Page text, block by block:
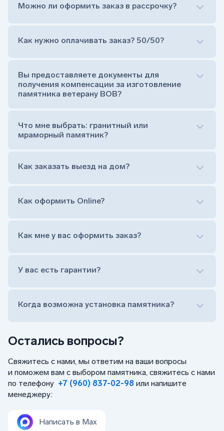
Остались вопросы?
Свяжитесь с нами, мы ответим на ваши вопросы
и поможем вам с выбором памятника, свяжитесь с нами
по телефону +7 (960) 837-02-98 или напишите
менеджеру:
Написать в Max
Сам комплект памятника:
Тумба (постамент, на который при помощи
штыря устанавливается стела)
Цветник (обрамление могилки, бывает, что
Обработка и сверловка комплекта
Расположение символа веры (крестик или
на символ веры или вовсе портрет не рисовать)
прописной)
Можно ли оформить заказ в рассрочку?
Как нужно оплачивать заказ? 50/50?
Вы предоставляете документы для
получения компенсации за изготовление
памятника ветерану ВОВ?
Что мне выбрать: гранитный или
мраморный памятник?
Как заказать выезд на дом?
Оформить заказ удаленно (online)
Заказать бесплатный выезд менеджера на дом
Как оформить Online?
Оформить заказ удаленно (online)
Заказать бесплатный выезд менеджера на дом
Как мне у вас оформить заказ?
У вас есть гарантии?
Когда возможна установка памятника?